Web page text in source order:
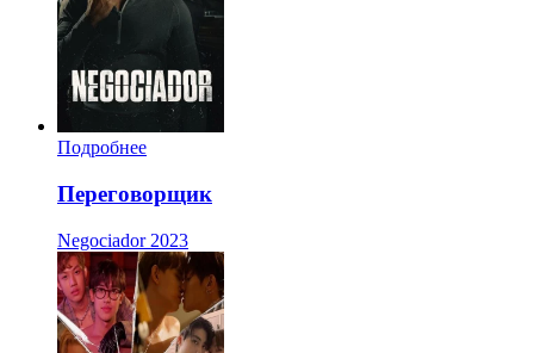
Подробнее
Переговорщик
Negociador 2023